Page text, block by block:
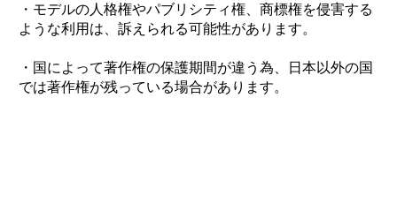
・モデルの人格権やパブリシティ権、商標権を侵害する
ような利用は、訴えられる可能性があります。
・国によって著作権の保護期間が違う為、日本以外の国
では著作権が残っている場合があります。